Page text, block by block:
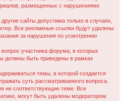
размещенных с нарушениями
сайты допустима только в случаях,
Все рекламные ссылки будут удалены
за нарушения по усмотрению
участника форума, в которых
должны быть приведены в рамках
темы, в которой создается
суть рассматриваемого вопроса.
не соответствующие теме. Все
могут быть удалены модератором